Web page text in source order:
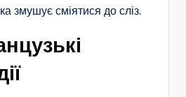
змушує сміятися до сліз.